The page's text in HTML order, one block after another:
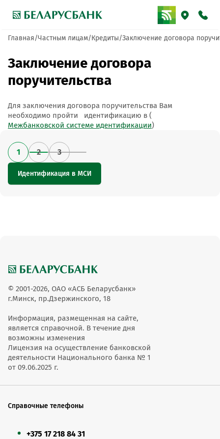
Главная Частным лицам Кредиты Заключение договора
Заключение договора
поручительства
Для заключения договора поручительства Вам
необходимо пройти идентификацию в (
Межбанковской системе идентификации)
1 2 3
Идентификация в МСИ
© 2001-2026, ОАО «АСБ Беларусбанк»
г.Минск, пр.Дзержинского, 18
Информация, размещенная на сайте,
является справочной. В течение дня
возможны изменения
Лицензия на осуществление банковской
деятельности Национального банка № 1
от 09.06.2025 г.
Справочные телефоны
+375 17 218 84 31